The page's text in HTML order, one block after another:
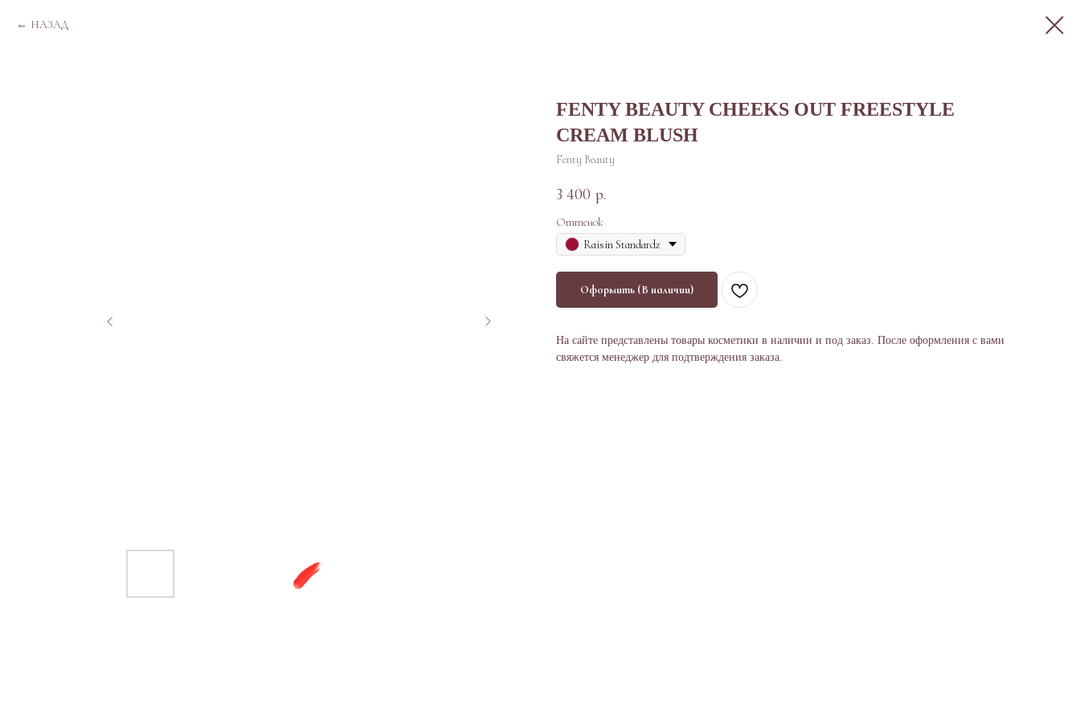
НАЗАД
FENTY BEAUTY CHEEKS OUT FREESTYLE
CREAM BLUSH
Fenty Beauty
3 400 р.
Оттенок
Raisin Standardz
Оформить (В наличии)
На сайте представлены товары косметики в наличии и под заказ. После оформления с вами
свяжется менеджер для подтверждения заказа.